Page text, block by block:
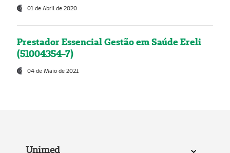
01 de Abril de 2020
Prestador Essencial Gestão em Saúde Ereli
(51004354-7)
04 de Maio de 2021
Unimed